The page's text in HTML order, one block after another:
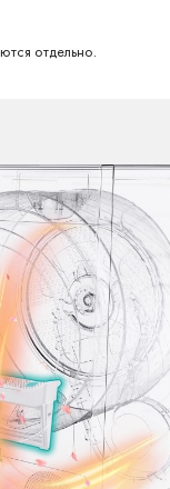
отдельно.